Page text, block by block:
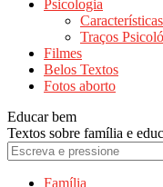
Psicologia
Traços
Filmes
Belos Textos
Fotos aborto
Educar bem
Textos sobre família e
Família